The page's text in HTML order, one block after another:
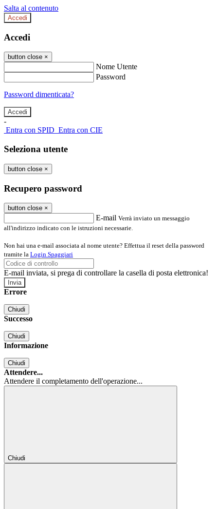
Salta al contenuto
Accedi
Accedi
button close ×
Nome Utente
Password
Password dimenticata?
-
Entra con SPID Entra con CIE
Seleziona utente
button close ×
Recupero password
button close ×
E-mail Verrà inviato un messaggio
all'indirizzo indicato con le istruzioni necessarie.
Non hai una e-mail associata al nome utente? Effettua il reset della password
tramite la Login Spaggiari
E-mail inviata, si prega di controllare la casella di posta elettronica!
Errore
Chiudi
Successo
Chiudi
Informazione
Chiudi
Attendere...
Attendere il completamento dell'operazione...
Chiudi